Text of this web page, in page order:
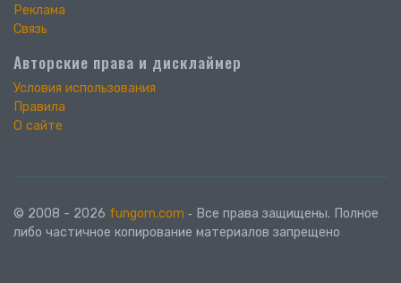
Реклама
Связь
Авторские права и дисклаймер
Условия использования
Правила
О сайте
© 2008 - 2026 fungorn.com ‐ Все права защищены. Полное
либо частичное копирование материалов запрещено